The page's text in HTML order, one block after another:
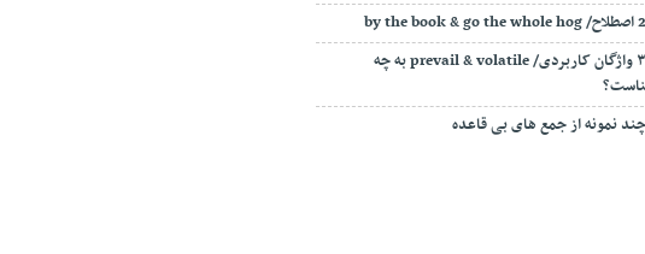
2 اصطلاح/ by the book & go the whole hog
۳ واژگان کاربردی/ prevail & volatile به چه
چند نمونه از جمع‌ های بی‌ قاعده